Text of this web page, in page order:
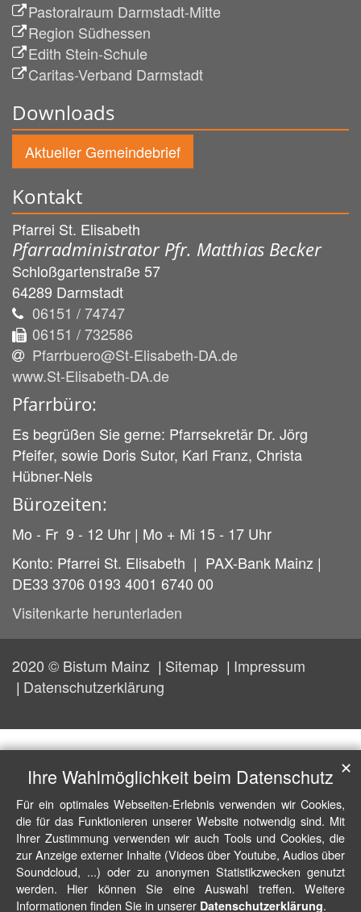
Pastoralraum Darmstadt-Mitte
Region Südhessen
Edith Stein-Schule
Caritas-Verband Darmstadt
Downloads
Aktueller Gemeindebrief
Kontakt
Pfarrei St. Elisabeth
Pfarradministrator Pfr. Matthias Becker
Schloßgartenstraße 57
64289 Darmstadt
06151 / 74747
06151 / 732586
Pfarrbuero@St-Elisabeth-DA.de
www.St-Elisabeth-DA.de
Pfarrbüro:
Es begrüßen Sie gerne: Pfarrsekretär Dr. Jörg
Pfeifer, sowie Doris Sutor, Karl Franz, Christa
Hübner-Nels
Bürozeiten:
Mo - Fr 9 - 12 Uhr | Mo + Mi 15 - 17 Uhr
Konto: Pfarrei St. Elisabeth | PAX-Bank Mainz |
DE33 3706 0193 4001 6740 00
Visitenkarte herunterladen
2020 © Bistum Mainz Sitemap
Impressum
Datenschutzerklärung
Ihre Wahlmöglichkeit beim Datenschutz
Für ein optimales Webseiten-Erlebnis verwenden wir Cookies,
die für das Funktionieren unserer Website notwendig sind. Mit
Ihrer Zustimmung verwenden wir auch Tools und Cookies, die
zur Anzeige externer Inhalte (Videos über Youtube, Audios über
Soundcloud, ...) oder zu anonymen Statistikzwecken genutzt
werden. Hier können Sie eine Auswahl treffen. Weitere
Informationen finden Sie in unserer Datenschutzerklärung.
✕